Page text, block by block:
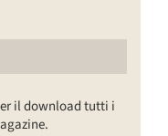
il download tutti i